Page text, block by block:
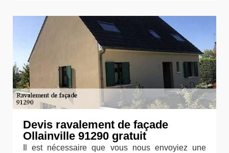
Devis ravalement de façade
Ollainville 91290 gratuit
Il est nécessaire que vous nous envoyiez une